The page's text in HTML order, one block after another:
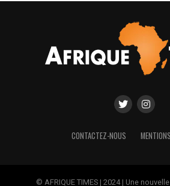
CONTACTEZ-NOUS
© AFRIQUE TIMES | 2024 | Une